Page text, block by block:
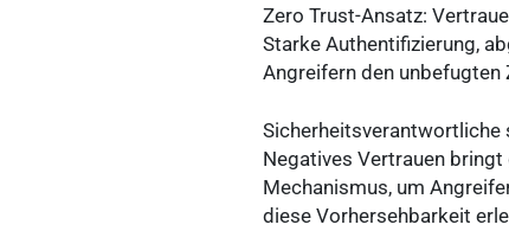
Zero Trust-Ansatz:
Starke Authentifizierung,
Angreifern den unbefugten
Sicherheitsverantwortliche
Negatives Vertrauen
Mechanismus, um
diese Vorhersehbarkeit